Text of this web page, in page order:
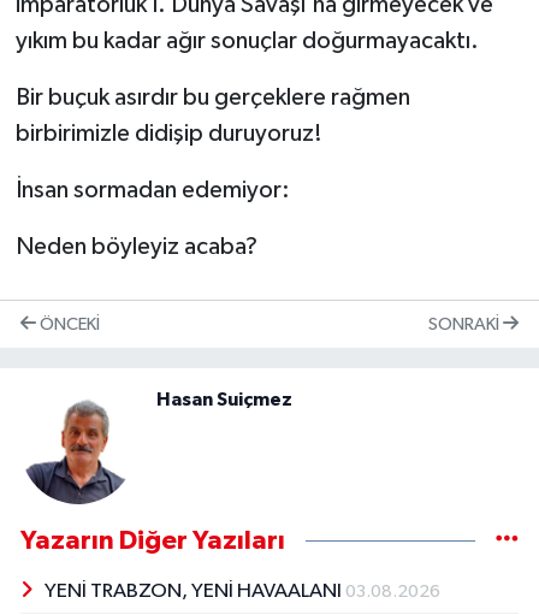
yıkım bu kadar ağır sonuçlar doğurmayacaktı.
Bir buçuk asırdır bu gerçeklere rağmen
birbirimizle didişip duruyoruz!
İnsan sormadan edemiyor:
Neden böyleyiz acaba?
ÖNCEKI SONRAKI
Hasan Suiçmez
Yazarın Diğer Yazıları
YENİ TRABZON, YENİ HAVAALANI 03.08.2026